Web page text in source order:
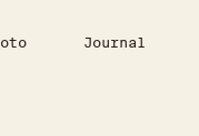
Journal